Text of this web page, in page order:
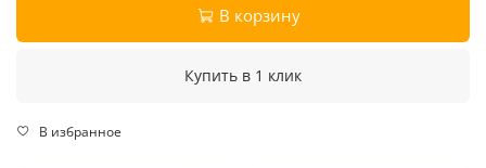
В корзину
Купить в 1 клик
В избранное